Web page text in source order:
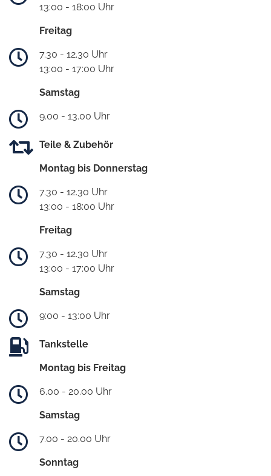
13:00 - 18:00 Uhr
Freitag
7.30 - 12.30 Uhr
13:00 - 17:00 Uhr
Samstag
9.00 - 13.00 Uhr
Teile & Zubehör
Montag bis Donnerstag
7.30 - 12.30 Uhr
13:00 - 18:00 Uhr
Freitag
7.30 - 12.30 Uhr
13:00 - 17:00 Uhr
Samstag
9:00 - 13:00 Uhr
Tankstelle
Montag bis Freitag
6.00 - 20.00 Uhr
Samstag
7.00 - 20.00 Uhr
Sonntag